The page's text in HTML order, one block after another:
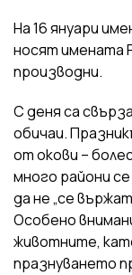
На 16 януари
носят имената
производни.
С деня са
обичаи.
от окови –
много райони
да не „се
Особено
животните,
празнуването